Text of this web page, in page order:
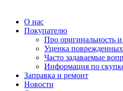
О нас
Покупателю
Про оригинальность
Уценка
Часто задаваемые
Информация по
Заправка и ремонт
Новости